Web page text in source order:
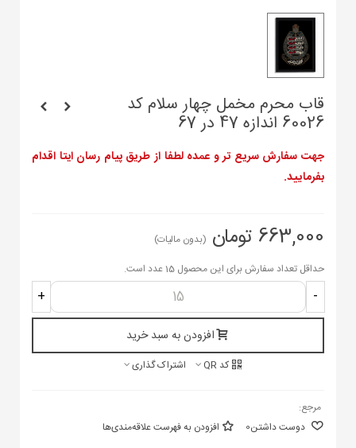
قاب محرم مخمل چهار سلام کد
60026 اندازه 47 در 67
جهت سفارش سریع تر و عمده لطفا از طریق پیام رسان ایتا اقدام
بفرمایید.
663,000 تومان
(بدون مالیات)
حداقل تعداد سفارش برای این محصول 15 عدد است.
-
+
افزودن به سبد خرید
کد QR اشتراک گذاری
مرجع:
دوست داشتن0 افزودن به فهرست علاقه‌مندی‌ها